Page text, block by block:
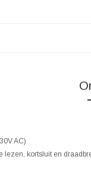
AC)
lezen, kortsluit en